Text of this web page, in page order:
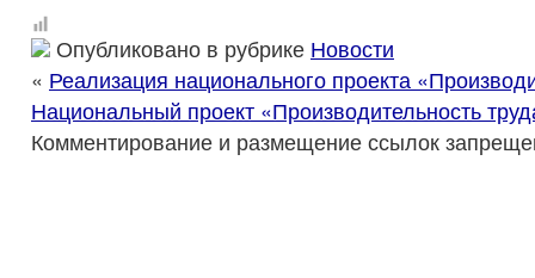
Опубликовано в рубрике Новости
« Реализация национального проекта
Национальный проект «Производительность
Комментирование и размещение ссылок